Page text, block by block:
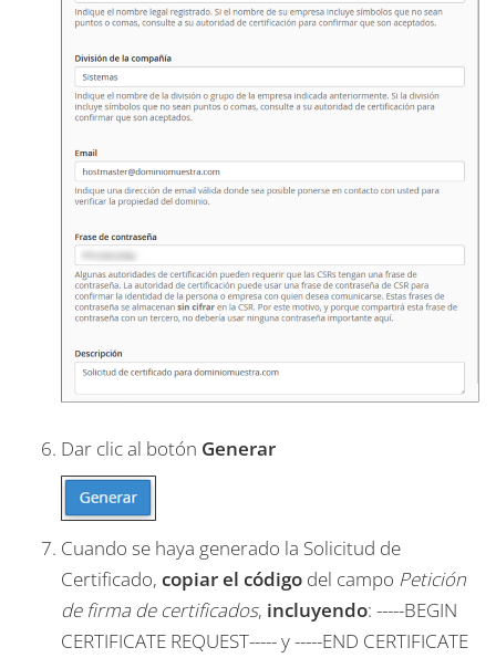
Dar clic al botón Generar
Cuando se haya generado la Solicitud de
Certificado, copiar el código del campo Petición
de firma de certificados, incluyendo: -----BEGIN
CERTIFICATE REQUEST----- y -----END CERTIFICATE